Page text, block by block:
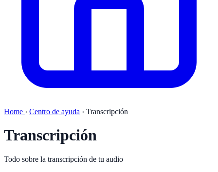
Home › Centro de ayuda › Transcripción
Transcripción
Todo sobre la transcripción de tu audio